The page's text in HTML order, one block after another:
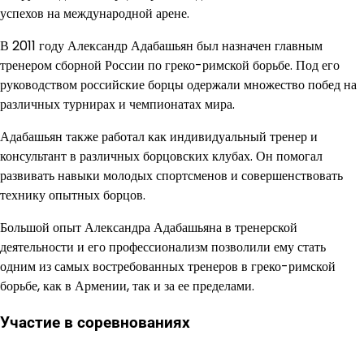
успехов на международной арене.
В 2011 году Александр Адабашьян был назначен главным
тренером сборной России по греко-римской борьбе. Под его
руководством российские борцы одержали множество побед на
различных турнирах и чемпионатах мира.
Адабашьян также работал как индивидуальный тренер и
консультант в различных борцовских клубах. Он помогал
развивать навыки молодых спортсменов и совершенствовать
технику опытных борцов.
Большой опыт Александра Адабашьяна в тренерской
деятельности и его профессионализм позволили ему стать
одним из самых востребованных тренеров в греко-римской
борьбе, как в Армении, так и за ее пределами.
Участие в соревнованиях